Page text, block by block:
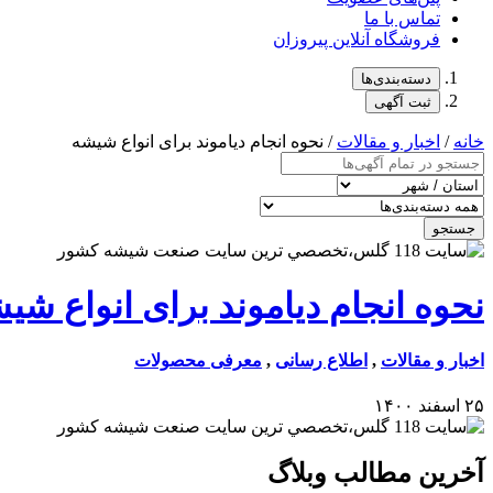
تماس با ما
فروشگاه آنلاین پیروزان
دسته‌بندی‌ها
ثبت آگهی
خانه / اخبار و مقالات / نحوه انجام دیاموند برای انواع شیشه
جستجو
نحوه انجام دیاموند برای انواع
اخبار و مقالات , اطلاع رسانی , معرفی محصولات
۲۵ اسفند ۱۴۰۰
آخرین مطالب وبلاگ